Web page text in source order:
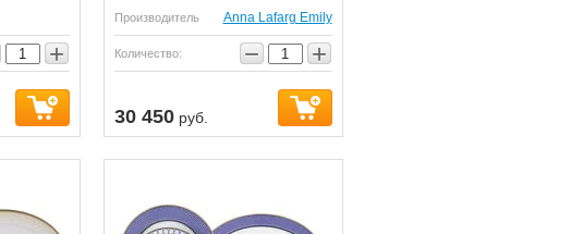
+
Производитель Anna Lafarg Emily
Количество: − +
30 450руб.